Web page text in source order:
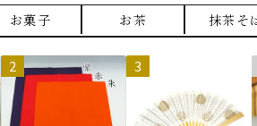
お菓子 お茶 抹茶そ